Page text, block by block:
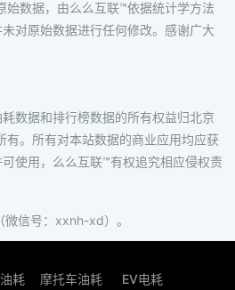
数据，由么么互联™依据统计学方法
对原始数据进行任何修改。感谢广大
数据和排行榜数据的所有权益归北京
有。所有对本站数据的商业应用均应获
使用，么么互联™有权追究相应侵权责
信号：xxnh-xd）。
耗 摩托车油耗 EV电耗